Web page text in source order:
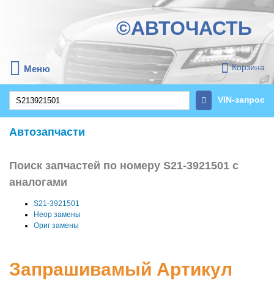
©АВТОЧАСТЬ
Меню Корзина
VIN-запрос
Автозапчасти
Поиск запчастей по номеру S21-3921501 с
аналогами
S21-3921501
Неор замены
Ориг замены
Запрашивамый Артикул